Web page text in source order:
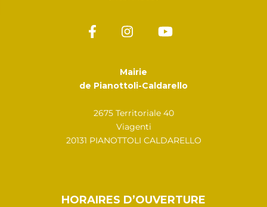
Mairie
de Pianottoli-Caldarello
2675 Territoriale 40
Viagenti
20131 PIANOTTOLI CALDARELLO
HORAIRES D’OUVERTURE